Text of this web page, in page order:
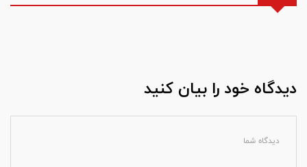
دیدگاه خود را بیان کنید